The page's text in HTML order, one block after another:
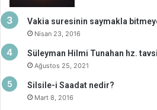
Vakia suresinin saymakla
Nisan 23, 2016
Süleyman Hilmi Tunahan hz.
Ağustos 25, 2021
Silsile-i Saadat nedir?
Mart 8, 2016